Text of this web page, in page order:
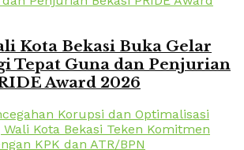
Kota Bekasi Buka Gelar
Tepat Guna dan Penjurian
Award 2026